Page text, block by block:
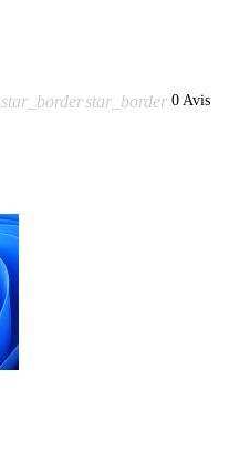
star_borderstar_border 0 Avis